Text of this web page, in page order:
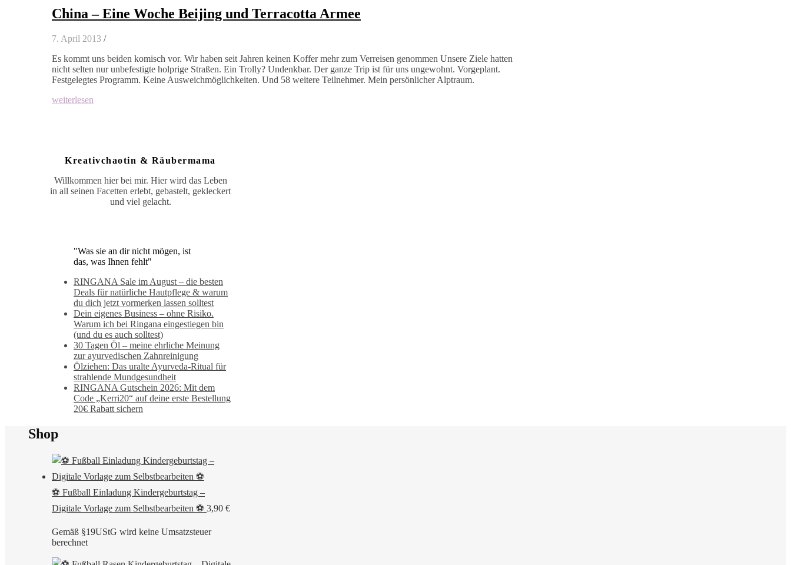
China – Eine Woche Beijing und Terracotta Armee
7. April 2013 /
Es kommt uns beiden komisch vor. Wir haben seit Jahren keinen Koffer mehr zum Verreisen genommen Unsere Ziele hatten
nicht selten nur unbefestigte holprige Straßen. Ein Trolly? Undenkbar. Der ganze Trip ist für uns ungewohnt. Vorgeplant.
Festgelegtes Programm. Keine Ausweichmöglichkeiten. Und 58 weitere Teilnehmer. Mein persönlicher Alptraum.
weiterlesen
Kreativchaotin & Räubermama
Willkommen hier bei mir. Hier wird das Leben
in all seinen Facetten erlebt, gebastelt, gekleckert
und viel gelacht.
"Was sie an dir nicht mögen, ist
das, was Ihnen fehlt"
RINGANA Sale im August – die besten
Deals für natürliche Hautpflege & warum
du dich jetzt vormerken lassen solltest
Dein eigenes Business – ohne Risiko.
Warum ich bei Ringana eingestiegen bin
(und du es auch solltest)
30 Tagen Öl – meine ehrliche Meinung
zur ayurvedischen Zahnreinigung
Ölziehen: Das uralte Ayurveda-Ritual für
strahlende Mundgesundheit
RINGANA Gutschein 2026: Mit dem
Code „Kerri20“ auf deine erste Bestellung
20€ Rabatt sichern
Shop
⚽ Fußball Einladung Kindergeburtstag –
Digitale Vorlage zum Selbstbearbeiten ⚽ 3,90 €
Gemäß §19UStG wird keine Umsatzsteuer
berechnet